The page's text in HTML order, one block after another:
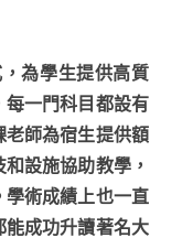
為學生提供高質
每一門科目都設有
老師為宿生提供額
設施協助教學，
學術成績上也一直
能成功升讀著名大